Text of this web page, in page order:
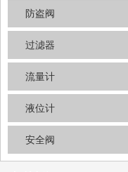
防盗阀
过滤器
流量计
液位计
安全阀